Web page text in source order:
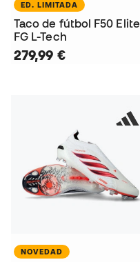
ED. LIMITADA
Taco de fútbol F50 Elite
FG L-Tech
279,99 €
NOVEDAD